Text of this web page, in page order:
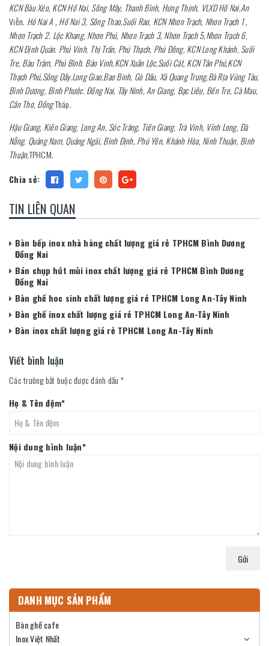
KCN Bàu Xéo, KCN Hố Nai, Sông Mây, Thanh Bình, Hưng Thịnh, VLXD Hố Nai,An
Viễn. Hó Nai A , Hố Nai 3, Sông Thao,Suối Rao, KCN Nhơn Trạch, Nhơn Trạch 1 ,
Nhơn Trạch 2. Lộc Khang, Nhơn Phú, Nhơn Trạch 3, Nhơn Trạch 5,Nhơn Trạch 6,
KCN Định Quán. Phú Vinh. Thị Trấn, Phú Thạch, Phú Đông, KCN Long Khánh, Suối
Tre, Bàu Tràm, Phú Bình. Bảo Vinh,KCN Xuân Lộc,Suối Cát, KCN Tân Phú,KCN
Thạch Phú,Sông Dây.Long Giao,Bao Binh, Gò Dầu, Xã Quang Trung,Bà Rịa Vũng Tàu,
Bình Dương, Bình Phước. Đồng Nai, Tây Ninh, An Giang, Bạc Liêu, Bến Tre, Cà Mau,
Cần Thơ, ĐồngTháp.
Hậu Giang, Kiên Giang, Long An, Sóc Trăng, Tiền Giang, Trà Vinh, Vĩnh Long, Đà
Nẵng. Quảng Nam, Quảng Ngãi, Bình Định, Phú Yên, Khánh Hòa, Ninh Thuận, Bình
Thuận,TPHCM.
Chia sẻ:
TIN LIÊN QUAN
Bàn bếp inox nhà hàng chất lượng giá rẻ TPHCM Bình Dương
Đồng Nai
Bán chụp hút mùi inox chất lượng giá rẻ TPHCM Bình Dương
Đồng Nai
Bàn ghế hoc sinh chất lượng giá rẻ TPHCM Long An-Tây Ninh
Bàn ghế inox chất lượng giá rẻ TPHCM Long An-Tây Ninh
Bàn inox chất lượng giá rẻ TPHCM Long An-Tây Ninh
Viết bình luận
Các trường bắt buộc được đánh dấu *
Họ & Tên đệm*
Nội dung bình luận*
Gửi
DANH MỤC SẢN PHẨM
Bàn ghế cafe
Inox Việt Nhất